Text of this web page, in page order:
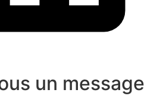
un message